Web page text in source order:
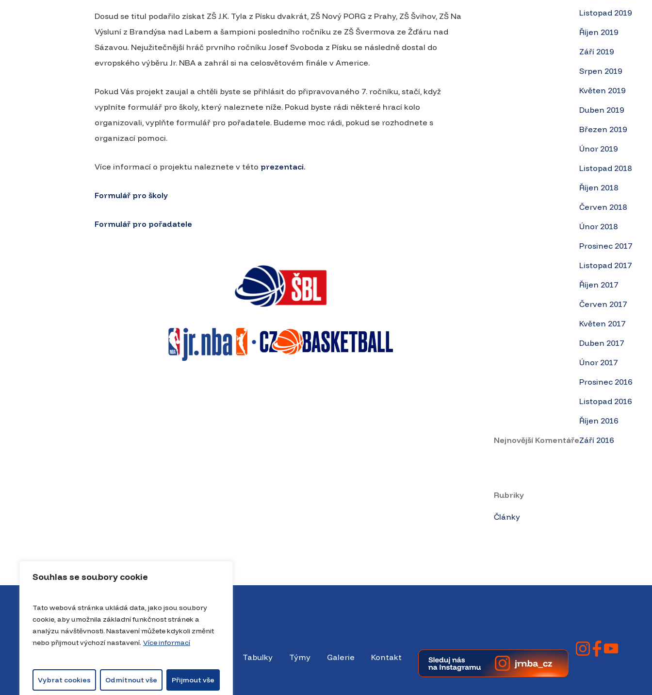
Souhlas se soubory cookie
Tato webová stránka ukládá data, jako jsou soubory
cookie, aby umožnila základní funkčnost stránek a
analýzu návštěvnosti. Nastavení můžete kdykoli změnit
nebo přijmout výchozí nastavení. Více informací
Vybrat cookies Odmítnout vše Přijmout vše
Dosud se titul podařilo získat ZŠ J.K. Tyla z Písku dvakrát, ZŠ Nový PORG z Prahy, ZŠ Švihov, ZŠ Na
Výsluní z Brandýsa nad Labem a šampioni posledního ročníku ze ZŠ Švermova ze Žďáru nad
Sázavou. Nejužitečnější hráč prvního ročníku Josef Svoboda z Písku se následně dostal do
evropského výběru Jr. NBA a zahrál si na celosvětovém finále v Americe.
Pokud Vás projekt zaujal a chtěli byste se přihlásit do připravovaného 7. ročníku, stačí, když
vyplníte formulář pro školy, který naleznete níže. Pokud byste rádi některé hrací kolo
organizovali, vyplňte formulář pro pořadatele. Budeme moc rádi, pokud se rozhodnete s
organizací pomoci.
Více informací o projektu naleznete v této prezentaci.
Formulář pro školy
Formulář pro pořadatele
Nejnovější Komentáře
Listopad 2019
Říjen 2019
Září 2019
Srpen 2019
Květen 2019
Duben 2019
Březen 2019
Únor 2019
Listopad 2018
Říjen 2018
Červen 2018
Únor 2018
Prosinec 2017
Listopad 2017
Říjen 2017
Červen 2017
Květen 2017
Duben 2017
Únor 2017
Prosinec 2016
Listopad 2016
Říjen 2016
Září 2016
Rubriky
Články
Tabulky Týmy Galerie Kontakt